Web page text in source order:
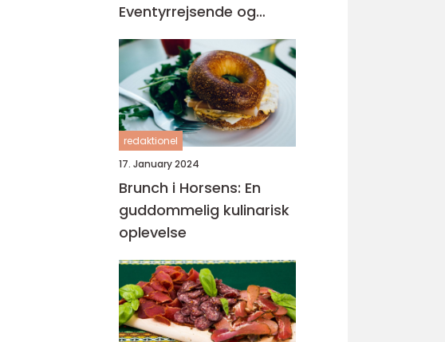
Eventyrrejsende og
Backpackere
redaktionel
17. January 2024
Brunch i Horsens: En
guddommelig kulinarisk
oplevelse